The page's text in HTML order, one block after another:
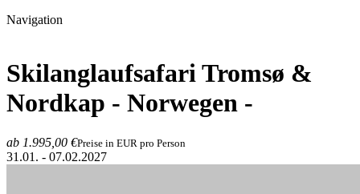
Navigation
Skilanglaufsafari Tromsø &
Nordkap - Norwegen -
ab 1.995,00 €Preise in EUR pro Person
31.01. - 07.02.2027